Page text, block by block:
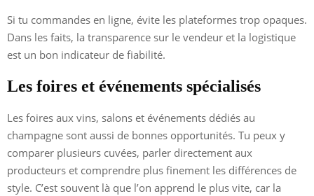
Si tu commandes en ligne, évite les plateformes trop opaques.
Dans les faits, la transparence sur le vendeur et la logistique
est un bon indicateur de fiabilité.
Les foires et événements spécialisés
Les foires aux vins, salons et événements dédiés au
champagne sont aussi de bonnes opportunités. Tu peux y
comparer plusieurs cuvées, parler directement aux
producteurs et comprendre plus finement les différences de
style. C’est souvent là que l’on apprend le plus vite, car la